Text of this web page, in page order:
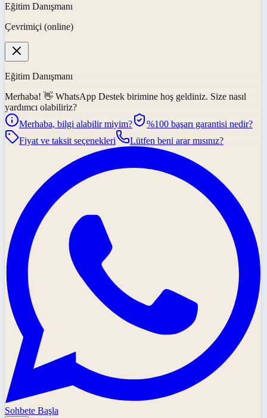
Eğitim Danışmanı
Çevrimiçi (online)
Eğitim Danışmanı
Merhaba! 👋 WhatsApp Destek birimine hoş geldiniz. Size nasıl
yardımcı olabiliriz?
Merhaba, bilgi alabilir miyim?
%100 başarı garantisi nedir?
Fiyat ve taksit seçenekleri
Lütfen beni arar mısınız?
Sohbete Başla